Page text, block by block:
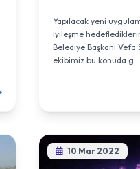
Yapılacak yeni
iyileşme
Belediye Başkanı Vefa
ekibimiz bu konuda g...
10 Mar 2022